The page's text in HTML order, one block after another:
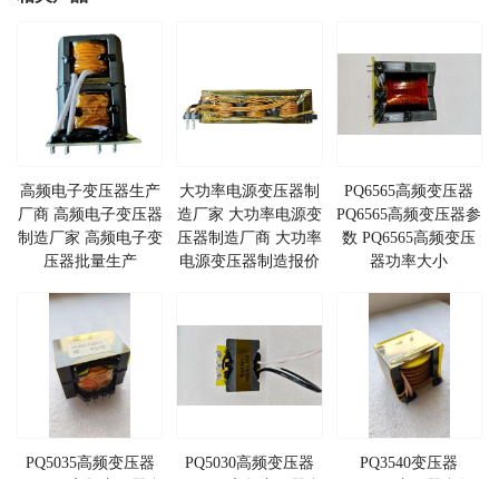
高频电子变压器生产
厂商 高频电子变压器
制造厂家 高频电子变
压器批量生产
​大功率电源变压器制
造厂家 ​大功率电源变
压器制造厂商 ​大功率
电源变压器制造报价
PQ6565高频变压器
PQ6565高频变压器参
数 PQ6565高频变压
器功率大小
PQ5035高频变压器
PQ5030高频变压器
PQ3540变压器